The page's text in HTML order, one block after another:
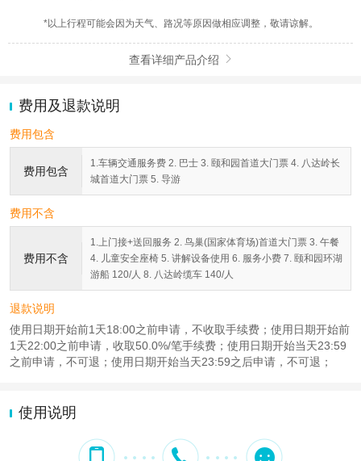
*以上行程可能会因为天气、路况等原因做相应调整，敬请谅解。
查看详细产品介绍 
费用及退款说明
费用包含
费用包含
1.车辆交通服务费 2. 巴士 3. 颐和园首道大门票 4. 八达岭长
城首道大门票 5. 导游
费用不含
费用不含
1.上门接+送回服务 2. 鸟巢(国家体育场)首道大门票 3. 午餐
4. 儿童安全座椅 5. 讲解设备使用 6. 服务小费 7. 颐和园环湖
游船 120/人 8. 八达岭缆车 140/人
退款说明
使用日期开始前1天18:00之前申请，不收取手续费；使用日期开始前
1天22:00之前申请，收取50.0%/笔手续费；使用日期开始当天23:59
之前申请，不可退；使用日期开始当天23:59之后申请，不可退；
使用说明